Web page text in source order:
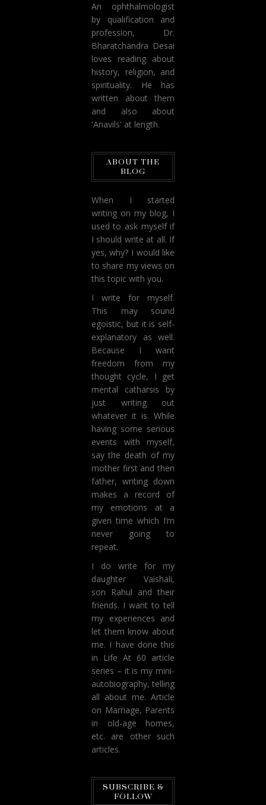
An ophthalmologist
by qualification and
profession, Dr.
Bharatchandra Desai
loves reading about
history, religion, and
spirituality. He has
written about them
and also about
'Anavils' at length.
ABOUT THE
BLOG
When I started
writing on my blog, I
used to ask myself if
I should write at all. If
yes, why? I would like
to share my views on
this topic with you.
I write for myself.
This may sound
egoistic, but it is self-
explanatory as well.
Because I want
freedom from my
thought cycle, I get
mental catharsis by
just writing out
whatever it is. While
having some serious
events with myself,
say the death of my
mother first and then
father, writing down
makes a record of
my emotions at a
given time which I’m
never going to
repeat.
I do write for my
daughter Vaishali,
son Rahul and their
friends. I want to tell
my experiences and
let them know about
me. I have done this
in Life At 60 article
series – it is my mini-
autobiography, telling
all about me. Article
on Marriage, Parents
in old-age homes,
etc. are other such
articles.
SUBSCRIBE &
FOLLOW